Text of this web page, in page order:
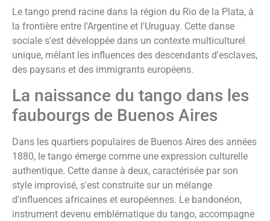
Le tango prend racine dans la région du Rio de la Plata, à
la frontière entre l'Argentine et l'Uruguay. Cette danse
sociale s'est développée dans un contexte multiculturel
unique, mêlant les influences des descendants d'esclaves,
des paysans et des immigrants européens.
La naissance du tango dans les
faubourgs de Buenos Aires
Dans les quartiers populaires de Buenos Aires des années
1880, le tango émerge comme une expression culturelle
authentique. Cette danse à deux, caractérisée par son
style improvisé, s'est construite sur un mélange
d'influences africaines et européennes. Le bandonéon,
instrument devenu emblématique du tango, accompagne